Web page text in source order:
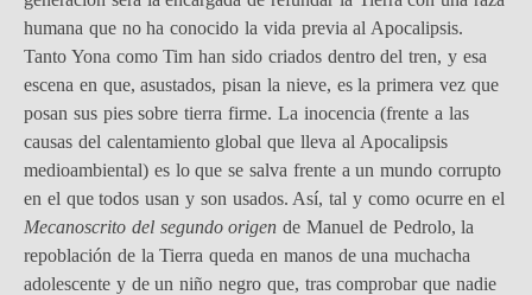
humana que no ha conocido la vida previa al Apocalipsis.
Tanto Yona como Tim han sido criados dentro del tren, y esa
escena en que, asustados, pisan la nieve, es la primera vez que
posan sus pies sobre tierra firme. La inocencia (frente a las
causas del calentamiento global que lleva al Apocalipsis
medioambiental) es lo que se salva frente a un mundo corrupto
en el que todos usan y son usados. Así, tal y como ocurre en el
Mecanoscrito del segundo origen de Manuel de Pedrolo, la
repoblación de la Tierra queda en manos de una muchacha
adolescente y de un niño negro que, tras comprobar que nadie